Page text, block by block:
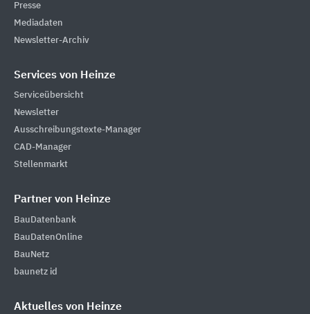
Presse
Mediadaten
Newsletter-Archiv
Services von Heinze
Serviceübersicht
Newsletter
Ausschreibungstexte-Manager
CAD-Manager
Stellenmarkt
Partner von Heinze
BauDatenbank
BauDatenOnline
BauNetz
baunetz id
Aktuelles von Heinze